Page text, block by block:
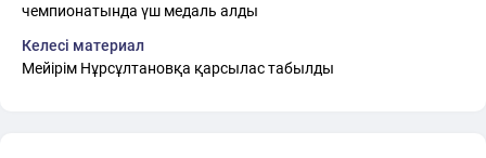
чемпионатында үш медаль алды
Келесі материал
Мейірім Нұрсұлтановқа қарсылас табылды